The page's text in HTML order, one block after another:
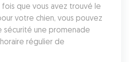
fois que vous avez trouvé le
votre chien, vous pouvez
une promenade
régulier de